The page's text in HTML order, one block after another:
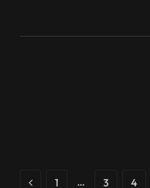
Previous
1 … 3 4